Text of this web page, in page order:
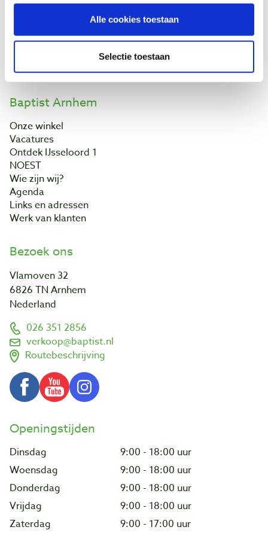
Alle cookies toestaan
Selectie toestaan
Bestellen & levering
Retourneren
Contact
Baptist Arnhem
Onze winkel
Vacatures
Ontdek IJsseloord 1
NOEST
Wie zijn wij?
Agenda
Links en adressen
Werk van klanten
Bezoek ons
Vlamoven 32
6826 TN Arnhem
Nederland
026 351 2856
verkoop@baptist.nl
Routebeschrijving
Openingstijden
Dinsdag
9:00 - 18:00 uur
Woensdag
9:00 - 18:00 uur
Donderdag
9:00 - 18:00 uur
Vrijdag
9:00 - 18:00 uur
Zaterdag
9:00 - 17:00 uur